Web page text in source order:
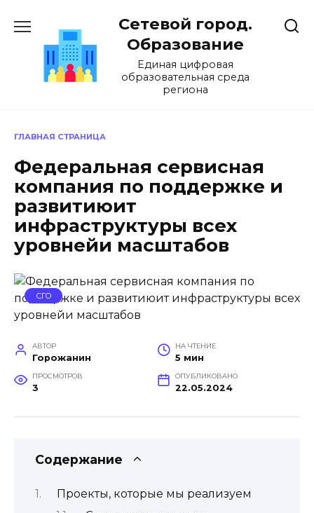
содержанию
Сетевой город.
Образование
Единая цифровая
образовательная среда
региона
ГЛАВНАЯ СТРАНИЦА
Федеральная сервисная
компания по поддержке и
развитиюит
инфраструктуры всех
уровнейи масштабов
СГО
АВТОР
Горожанин
НА ЧТЕНИЕ
5 мин
ПРОСМОТРОВ
3
ОПУБЛИКОВАНО
22.05.2024
Содержание
Проекты, которые мы реализуем